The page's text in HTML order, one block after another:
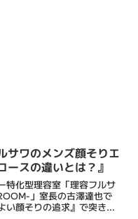
サワのメンズ顔そりエ
ースの違いとは？』
特化型理容室「理容フルサ
」室長の古澤達也で
い顔そりの追求』で突き抜